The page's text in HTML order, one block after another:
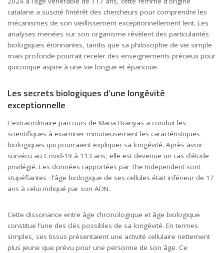
catalane a suscité l’intérêt des chercheurs pour comprendre les
mécanismes de son vieillissement exceptionnellement lent. Les
analyses menées sur son organisme révèlent des particularités
biologiques étonnantes, tandis que sa philosophie de vie simple
mais profonde pourrait receler des enseignements précieux pour
quiconque aspire à une vie longue et épanouie.
Les secrets biologiques d’une longévité
exceptionnelle
L’extraordinaire parcours de Maria Branyas a conduit les
scientifiques à examiner minutieusement les caractéristiques
biologiques qui pourraient expliquer sa longévité. Après avoir
survécu au Covid-19 à 113 ans, elle est devenue un cas d’étude
privilégié. Les données rapportées par The Independent sont
stupéfiantes : l’âge biologique de ses cellules était inférieur de 17
ans à celui indiqué par son ADN.
Cette dissonance entre âge chronologique et âge biologique
constitue l’une des clés possibles de sa longévité. En termes
simples, ses tissus présentaient une activité cellulaire nettement
plus jeune que prévu pour une personne de son âge. Ce